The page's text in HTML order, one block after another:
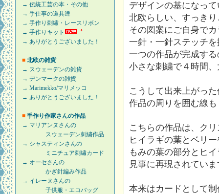
→ 伝統工芸の本・その他
→ 手仕事の道具達
→ 手作り刺繍・レースリボン
→ 手作りキット
→ ありがとうございました！
■ 北欧の雑貨
→ スウェーデンの雑貨
→ デンマークの雑貨
→ Marimekko/マリメッコ
→ ありがとうございました！
■ 手作り作家さんの作品
→ マリアンヌさんの
スウェーデン刺繍作品
→ シャスティンさんの
ミニチュア刺繍カード
→ オーセさんの
かぎ針編み作品
→ イレーヌさんの
子供服・エコバッグ
デザインの基になっ
北欧らしい、すっき
その図案にご自身で
一針・一針ステッチ
一つの作品が完成す
小さな刺繍で４時間
こうして出来上がっ
作品の周りを囲む線
こちらの作品は、ク
ヒイラギの葉とベリ
もみの葉の部分とヒ
見事に再現されてい
本来はカードとして